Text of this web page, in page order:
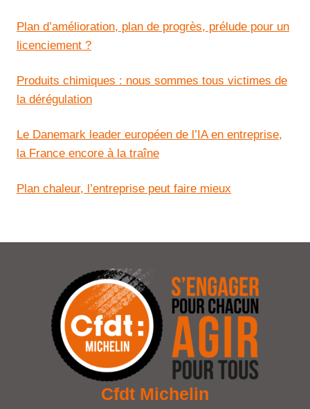
Plan d’amélioration, plan de progrès, prélude pour un
licenciement ?
Produits chimiques : nous sommes tous victimes de
la dérégulation
Le Danemark leader européen de l’IA en entreprise,
la France encore à la traîne
Plan chaleur, l’entreprise peut faire mieux
Cfdt Michelin